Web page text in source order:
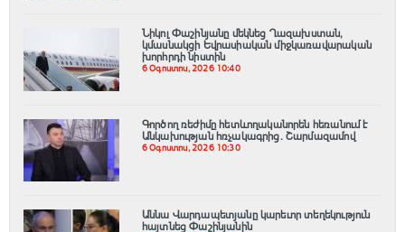
Նիկոլ Փաշինյանը մեկնեց Ղազախստան,
կմասնակցի Եվրասիական միջկառավարական
խորհրդի նիստին
6 Օգոստոս, 2026 10:40
Գործող ռեժիմը հետևողականորեն հեռանում է
Անկախության հռչակագրից․ Շարմազամով
6 Օգոստոս, 2026 10:30
Աննա Վարդապետյանը կարեւոր տեղեկություն
հայտնեց Փաշինյանին